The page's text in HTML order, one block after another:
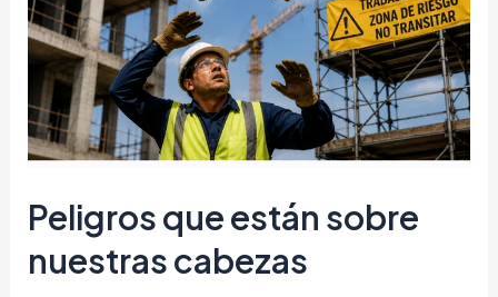
es
la
base
de
una
de
seguro
Peligros que están sobre
nuestras cabezas